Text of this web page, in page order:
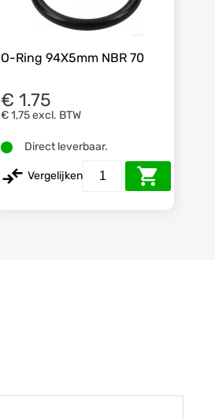
O-Ring 94X5mm NBR 70
€ 1.75
€ 1,75excl. BTW
Direct leverbaar.
Vergelijken